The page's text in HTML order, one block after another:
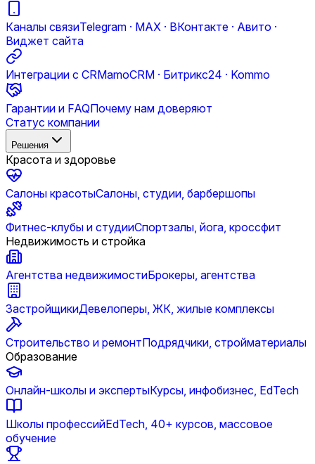
Каналы связиTelegram · MAX · ВКонтакте · Авито ·
Виджет сайта
Интеграции с CRMamoCRM · Битрикс24 · Kommo
Гарантии и FAQПочему нам доверяют
Статус компании
Решения
Красота и здоровье
Салоны красотыСалоны, студии, барбершопы
Фитнес-клубы и студииСпортзалы, йога, кроссфит
Недвижимость и стройка
Агентства недвижимостиБрокеры, агентства
ЗастройщикиДевелоперы, ЖК, жилые комплексы
Строительство и ремонтПодрядчики, стройматериалы
Образование
Онлайн-школы и экспертыКурсы, инфобизнес, EdTech
Школы профессийEdTech, 40+ курсов, массовое
обучение